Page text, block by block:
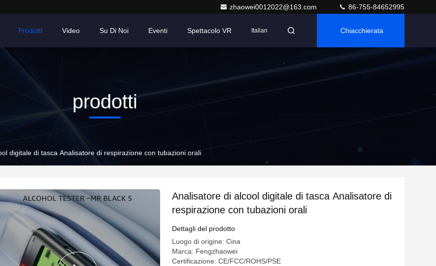
zhaowei0012022@163.com 86-755-84652995
Prodotti Video Su Di Noi Eventi Spettacolo VR Italian Chiacchierata
prodotti
digitale di tasca Analisatore di respirazione con tubazioni orali
Analisatore di alcool digitale di tasca Analisatore di
respirazione con tubazioni orali
Dettagli del prodotto
Luogo di origine: Cina
Marca: Fengzhaowei
Certificazione: CE/FCC/ROHS/PSE